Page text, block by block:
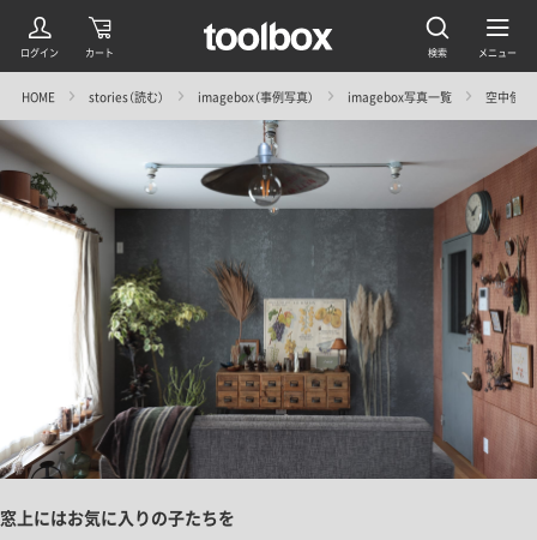
HOME stories（読む） imagebox（事例写真） imagebox写真一覧 空中使
窓上にはお気に入りの子たちを